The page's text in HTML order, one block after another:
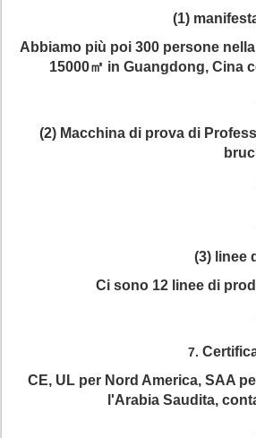
(1)
Abbiamo più poi 300 persone
15000㎡ in Guangdong, Cina
(2) Macchina di prova di
(3) linee
Ci sono 12 linee di
7.
CE, UL per Nord America, SAA
l'Arabia Saudita,